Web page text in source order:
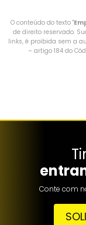
O conteúdo do texto "
de direito reservado.
links, é proibida sem a
– artigo 184 do
Conte com